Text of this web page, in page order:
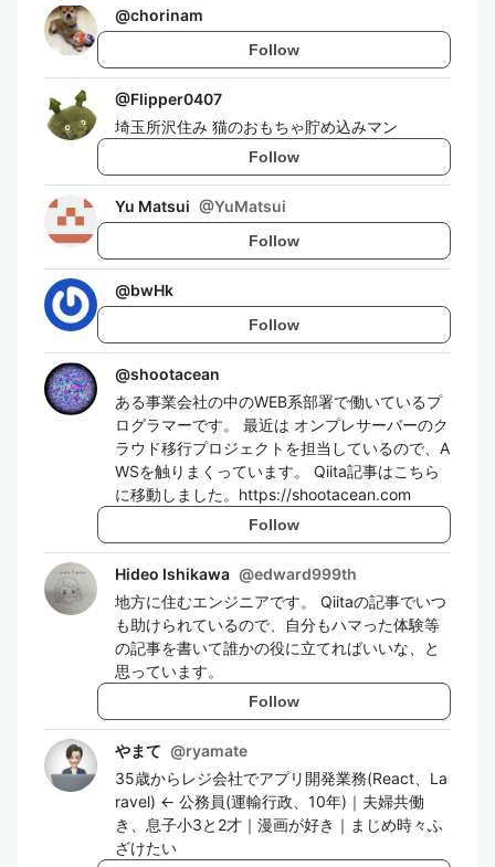
@chorinam
Follow
@Flipper0407
埼玉所沢住み 猫のおもちゃ貯め込みマン
Follow
Yu Matsui @YuMatsui
Follow
@bwHk
Follow
@shootacean
ある事業会社の中のWEB系部署で働いているプ
ログラマーです。 最近は オンプレサーバーのク
ラウド移行プロジェクトを担当しているので、A
WSを触りまくっています。 Qiita記事はこちら
に移動しました。https://shootacean.com
Follow
Hideo Ishikawa @edward999th
地方に住むエンジニアです。 Qiitaの記事でいつ
も助けられているので、自分もハマった体験等
の記事を書いて誰かの役に立てればいいな、と
思っています。
Follow
やまて @ryamate
35歳からレジ会社でアプリ開発業務(React、La
ravel) ← 公務員(運輸行政、10年)｜夫婦共働
き、息子小3と2才｜漫画が好き｜まじめ時々ふ
ざけたい